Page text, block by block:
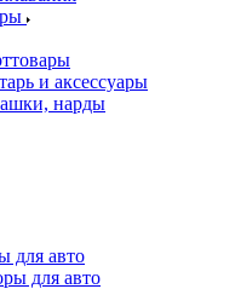
и аксессуары
нарды
для авто
для авто